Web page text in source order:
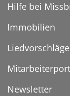
Hilfe bei
Immobilien
Liedvorschläge
Newsletter